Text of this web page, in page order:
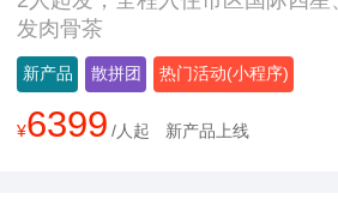
发肉骨茶
新产品 散拼团 热门活动(小程序)
¥6399 /人起 新产品上线